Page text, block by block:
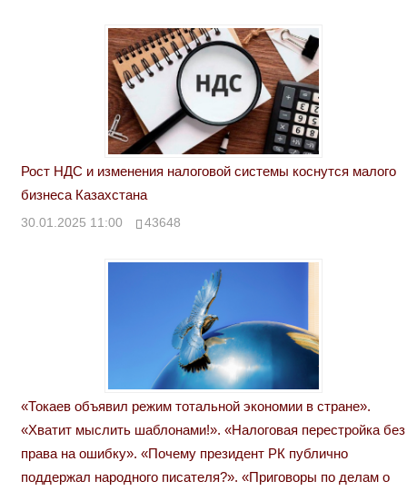
Рост НДС и изменения налоговой системы коснутся малого
бизнеса Казахстана
30.01.2025 11:00 43648
«Токаев объявил режим тотальной экономии в стране».
«Хватит мыслить шаблонами!». «Налоговая перестройка без
права на ошибку». «Почему президент РК публично
поддержал народного писателя?». «Приговоры по делам о